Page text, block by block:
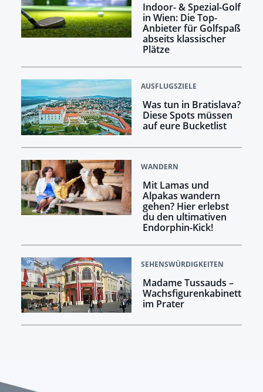
Indoor- & Spezial-Golf
in Wien: Die Top-
Anbieter für Golfspaß
abseits klassischer
Plätze
AUSFLUGSZIELE
Was tun in Bratislava?
Diese Spots müssen
auf eure Bucketlist
WANDERN
Mit Lamas und
Alpakas wandern
gehen? Hier erlebst
du den ultimativen
Endorphin-Kick!
SEHENSWÜRDIGKEITEN
Madame Tussauds –
Wachsfigurenkabinett
im Prater